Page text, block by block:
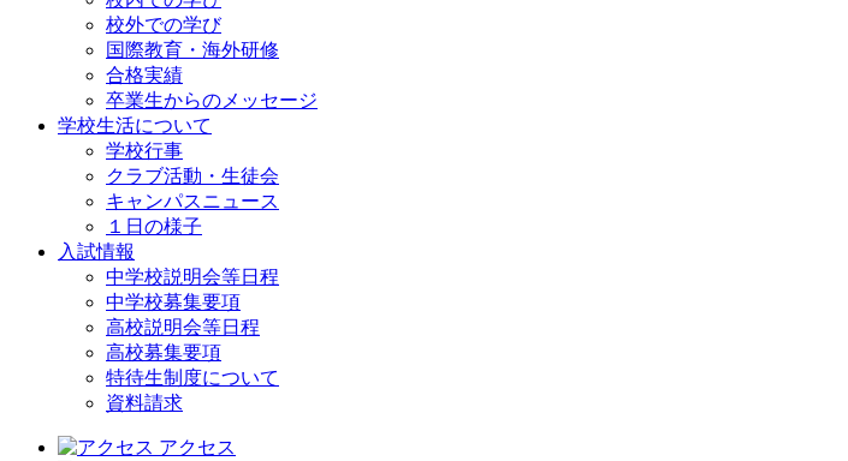
校外での学び
国際教育・海外研修
合格実績
卒業生からのメッセージ
学校生活について
学校行事
クラブ活動・生徒会
キャンパスニュース
１日の様子
入試情報
中学校説明会等日程
中学校募集要項
高校説明会等日程
高校募集要項
特待生制度について
資料請求
アクセス